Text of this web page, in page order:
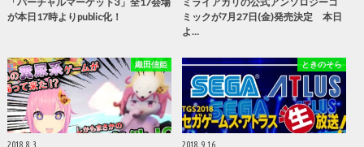
が本日17時よりpublic化！
ミックが7月27日(金)発売決定 本日
よ…
織田信姫
2018.8.3
ときのそら
2018.9.16